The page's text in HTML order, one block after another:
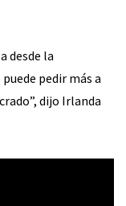
desde la
pedir más a
dijo Irlanda